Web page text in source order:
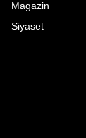
Magazin
Siyaset